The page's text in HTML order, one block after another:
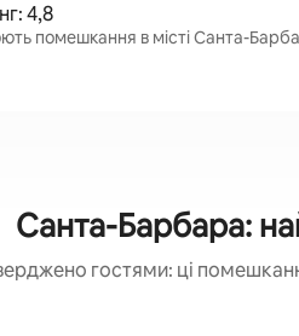
4,8
помешкання в місті Санта-
Санта-Барбара:
гостями: ці